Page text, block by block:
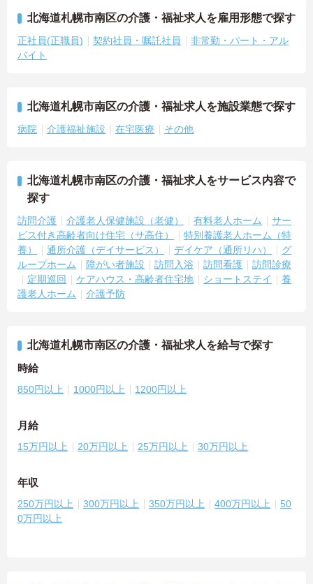
北海道札幌市南区の介護・福祉求人を雇用形態で探す
正社員(正職員) 契約社員・嘱託社員
非常勤・パート・アル
バイト
北海道札幌市南区の介護・福祉求人を施設業態で探す
病院 介護福祉施設 在宅医療 その他
北海道札幌市南区の介護・福祉求人をサービス内容で
探す
訪問介護 介護老人保健施設（老健） 有料老人ホーム
サー
ビス付き高齢者向け住宅（サ高住）
特別養護老人ホーム（特
養）
通所介護（デイサービス） デイケア（通所リハ）
グ
ループホーム
障がい者施設 訪問入浴 訪問看護
訪問診療
定期巡回
ケアハウス・高齢者住宅地 ショートステイ
養
護老人ホーム
介護予防
北海道札幌市南区の介護・福祉求人を給与で探す
時給
850円以上 1000円以上 1200円以上
月給
15万円以上 20万円以上 25万円以上 30万円以上
年収
250万円以上 300万円以上 350万円以上 400万円以上
50
0万円以上